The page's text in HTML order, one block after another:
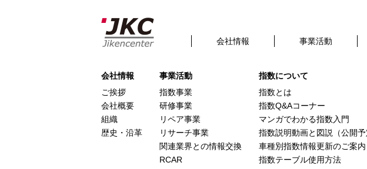
会社情報 事業活動
構造調査シリーズ / J-870 / レクサス ＬＣ５
Posted2024年10月31日
filed under:
This is a widget ready area. Add some and they will appear here.
会社情報
ご挨拶
会社概要
組織
歴史・沿革
事業活動
指数事業
研修事業
リペア事業
リサーチ事業
関連業界との情報交換
RCAR
指数について
指数とは
指数Q&Aコーナー
マンガでわかる指数入門
指数説明動画と図説（公開予
車種別指数情報更新のご案内
指数テーブル使用方法